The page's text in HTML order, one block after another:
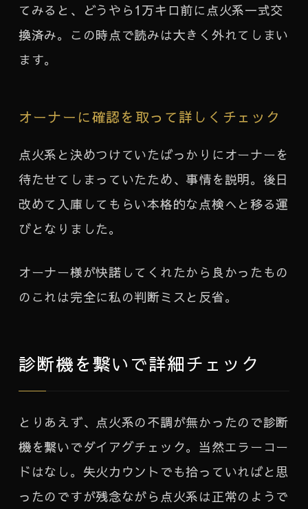
てみると、どうやら1万キロ前に点火系一式交
換済み。この時点で読みは大きく外れてしまい
ます。
オーナーに確認を取って詳しくチェック
点火系と決めつけていたばっかりにオーナーを
待たせてしまっていたため、事情を説明。後日
改めて入庫してもらい本格的な点検へと移る運
びとなりました。
オーナー様が快諾してくれたから良かったもの
のこれは完全に私の判断ミスと反省。
診断機を繋いで詳細チェック
とりあえず、点火系の不調が無かったので診断
機を繋いでダイアグチェック。当然エラーコー
ドはなし。失火カウントでも拾っていればと思
ったのですが残念ながら点火系は正常のようで